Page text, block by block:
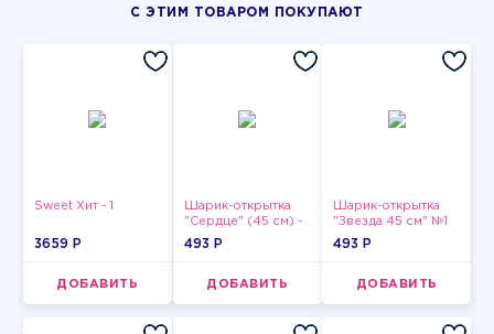
С ЭТИМ ТОВАРОМ ПОКУПАЮТ
Sweet Хит - 1
3659 P
ДОБАВИТЬ
Шарик-открытка
"Сердце" (45 см) -
2
493 P
ДОБАВИТЬ
Шарик-открытка
"Звезда 45 см" №1
493 P
ДОБАВИТЬ